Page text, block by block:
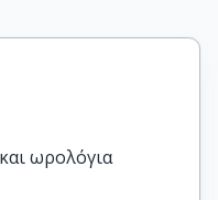
ωρολόγια